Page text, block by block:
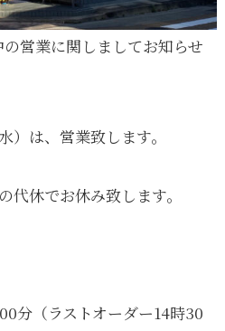
営業に関しましてお知らせ
）は、営業致します。
代休でお休み致します。
分（ラストオーダー14時30